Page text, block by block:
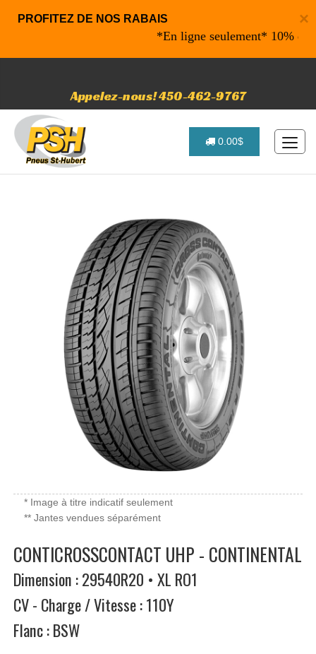
×
PROFITEZ DE NOS RABAIS
*En ligne seulement* 10% de
Appelez-nous! 450-462-9767
0.00$
* Image à titre indicatif seulement
** Jantes vendues séparément
CONTICROSSCONTACT UHP - CONTINENTAL
Dimension : 29540R20 • XL RO1
CV - Charge / Vitesse : 110Y
Flanc : BSW